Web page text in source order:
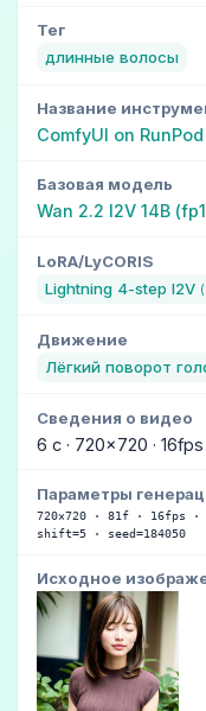
Тег
длинные волосы
Название
ComfyUI on RunPod
Базовая модель
Wan 2.2 I2V 14B
LoRA/LyCORIS
Lightning 4-step I2V
Движение
Лёгкий поворот
Сведения о видео
6 с · 720×720 · 16fps
Параметры
720×720 · 81f · 16fps
shift=5 · seed=184050
Исходное